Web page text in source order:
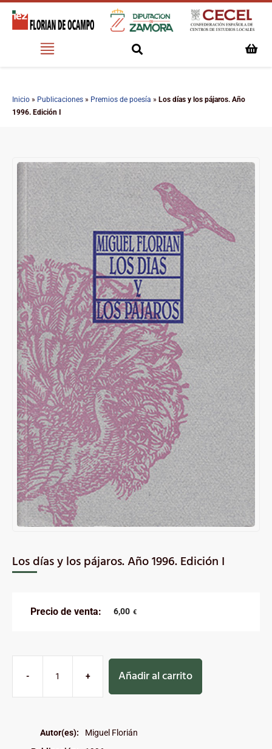
Inicio » Publicaciones » Premios de poesía » Los días y los pájaros. Año
1996. Edición I
Los días y los pájaros. Año 1996. Edición I
Precio de venta: 6,00 €
- + Añadir al carrito
Autor(es):
Miguel Florián